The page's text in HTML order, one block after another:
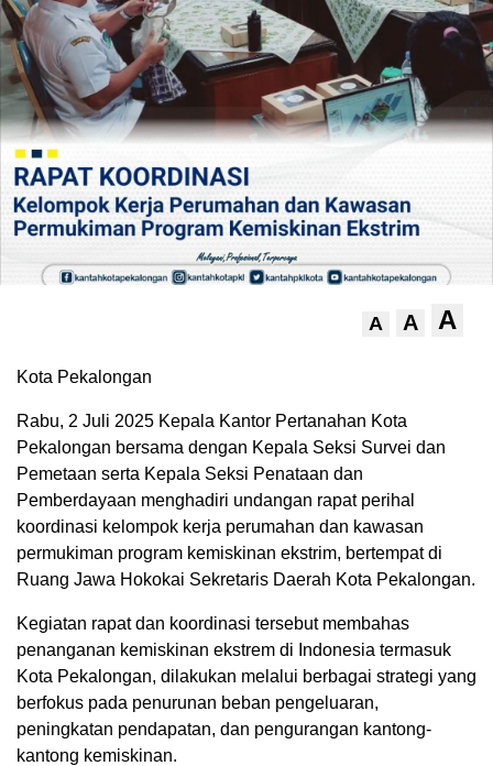
A A A
Kota Pekalongan
Rabu, 2 Juli 2025 Kepala Kantor Pertanahan Kota
Pekalongan bersama dengan Kepala Seksi Survei dan
Pemetaan serta Kepala Seksi Penataan dan
Pemberdayaan menghadiri undangan rapat perihal
koordinasi kelompok kerja perumahan dan kawasan
permukiman program kemiskinan ekstrim, bertempat di
Ruang Jawa Hokokai Sekretaris Daerah Kota Pekalongan.
Kegiatan rapat dan koordinasi tersebut membahas
penanganan kemiskinan ekstrem di Indonesia termasuk
Kota Pekalongan, dilakukan melalui berbagai strategi yang
berfokus pada penurunan beban pengeluaran,
peningkatan pendapatan, dan pengurangan kantong-
kantong kemiskinan.